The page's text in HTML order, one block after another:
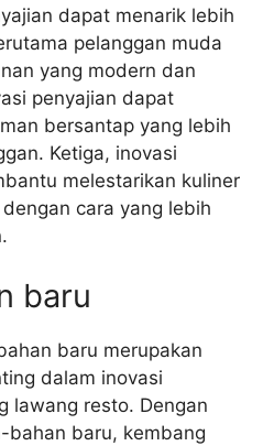
dapat menarik lebih
pelanggan muda
yang modern dan
penyajian dapat
bersantap yang lebih
Ketiga, inovasi
melestarikan kuliner
cara yang lebih
baru
baru merupakan
dalam inovasi
lawang resto. Dengan
bahan baru, kembang